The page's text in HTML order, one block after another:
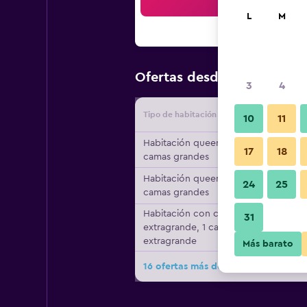
Ofertas desde Oferta
Tipo de habitación
Habitación queen, 2
camas grandes
Habitación queen, 2
camas grandes
Habitación con cama
extragrande, 1 cama
extragrande
16 ofertas más de Fairfield Inn &
L M
3 4
10 11
17 18
24 25
31
Más barato